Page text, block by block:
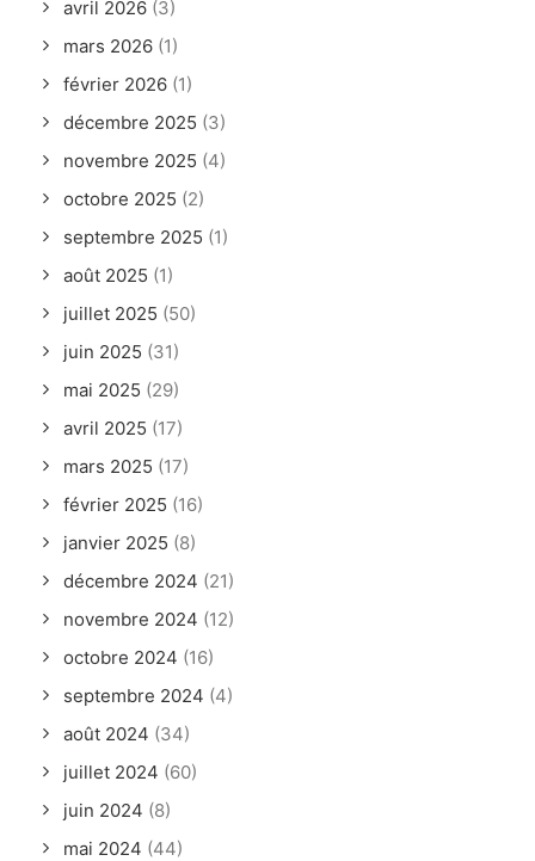
avril 2026 (3)
mars 2026 (1)
février 2026 (1)
décembre 2025 (3)
novembre 2025 (4)
octobre 2025 (2)
septembre 2025 (1)
août 2025 (1)
juillet 2025 (50)
juin 2025 (31)
mai 2025 (29)
avril 2025 (17)
mars 2025 (17)
février 2025 (16)
janvier 2025 (8)
décembre 2024 (21)
novembre 2024 (12)
octobre 2024 (16)
septembre 2024 (4)
août 2024 (34)
juillet 2024 (60)
juin 2024 (8)
mai 2024 (44)